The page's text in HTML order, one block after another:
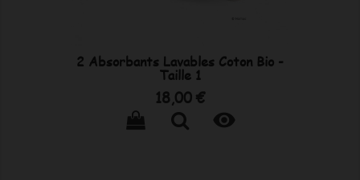
2 Absorbants Lavables Coton Bio -
Taille 1
Prix
18,00 €
